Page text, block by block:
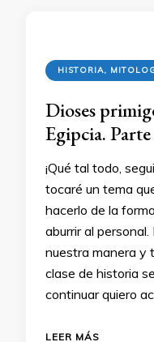
HISTORIA,
Dioses
Egipcia. Parte
¡Qué tal todo,
tocaré un tema
hacerlo de la
aburrir al
nuestra manera y
clase de historia
continuar quiero
LEER MÁS